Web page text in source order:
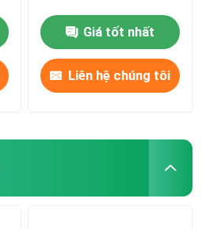
Giá tốt nhất
Liên hệ chúng tôi